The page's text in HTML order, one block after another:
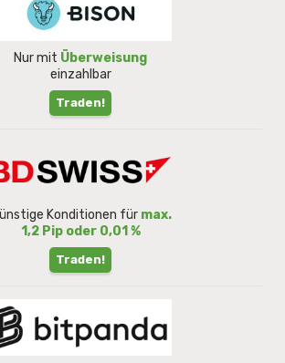
Nur mit Überweisung
einzahlbar
Traden!
Konditionen für max.
1,2 Pip oder 0,01 %
Traden!